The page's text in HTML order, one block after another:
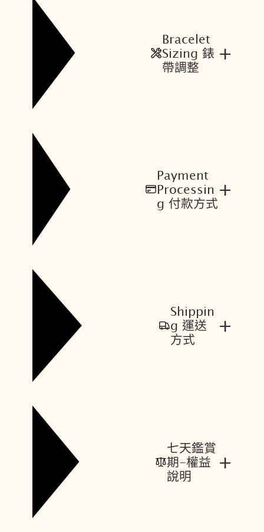
Bracelet
Sizing 錶
帶調整
+
Payment
Processin
g 付款方式
+
Shippin
g 運送
方式
+
七天鑑賞
期-權益
說明
+